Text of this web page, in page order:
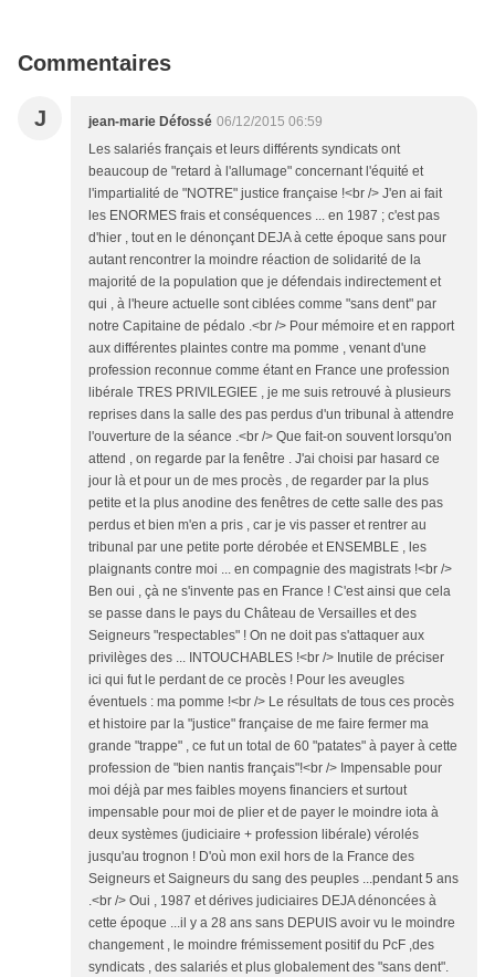
Commentaires
J jean-marie Défossé 06/12/2015 06:59
Les salariés français et leurs différents syndicats ont
beaucoup de "retard à l'allumage" concernant l'équité et
l'impartialité de "NOTRE" justice française !<br /> J'en ai fait
les ENORMES frais et conséquences ... en 1987 ; c'est pas
d'hier , tout en le dénonçant DEJA à cette époque sans pour
autant rencontrer la moindre réaction de solidarité de la
majorité de la population que je défendais indirectement et
qui , à l'heure actuelle sont ciblées comme "sans dent" par
notre Capitaine de pédalo .<br /> Pour mémoire et en rapport
aux différentes plaintes contre ma pomme , venant d'une
profession reconnue comme étant en France une profession
libérale TRES PRIVILEGIEE , je me suis retrouvé à plusieurs
reprises dans la salle des pas perdus d'un tribunal à attendre
l'ouverture de la séance .<br /> Que fait-on souvent lorsqu'on
attend , on regarde par la fenêtre . J'ai choisi par hasard ce
jour là et pour un de mes procès , de regarder par la plus
petite et la plus anodine des fenêtres de cette salle des pas
perdus et bien m'en a pris , car je vis passer et rentrer au
tribunal par une petite porte dérobée et ENSEMBLE , les
plaignants contre moi ... en compagnie des magistrats !<br />
Ben oui , çà ne s'invente pas en France ! C'est ainsi que cela
se passe dans le pays du Château de Versailles et des
Seigneurs "respectables" ! On ne doit pas s'attaquer aux
privilèges des ... INTOUCHABLES !<br /> Inutile de préciser
ici qui fut le perdant de ce procès ! Pour les aveugles
éventuels : ma pomme !<br /> Le résultats de tous ces procès
et histoire par la "justice" française de me faire fermer ma
grande "trappe" , ce fut un total de 60 "patates" à payer à cette
profession de "bien nantis français"!<br /> Impensable pour
moi déjà par mes faibles moyens financiers et surtout
impensable pour moi de plier et de payer le moindre iota à
deux systèmes (judiciaire + profession libérale) vérolés
jusqu'au trognon ! D'où mon exil hors de la France des
Seigneurs et Saigneurs du sang des peuples ...pendant 5 ans
.<br /> Oui , 1987 et dérives judiciaires DEJA dénoncées à
cette époque ...il y a 28 ans sans DEPUIS avoir vu le moindre
changement , le moindre frémissement positif du PcF ,des
syndicats , des salariés et plus globalement des "sans dent".